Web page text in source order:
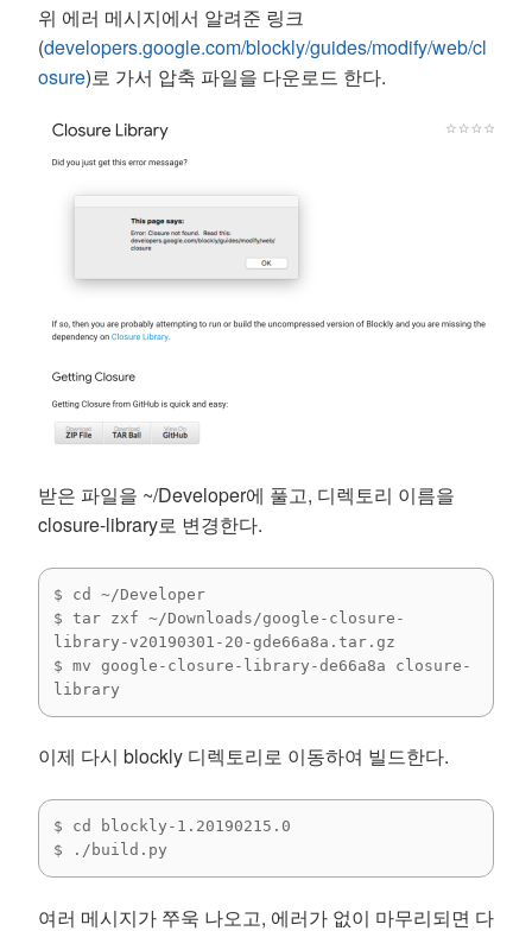
위 에러 메시지에서 알려준 링크
(developers.google.com/blockly/guides/modify/web/cl
osure)로 가서 압축 파일을 다운로드 한다.
받은 파일을 ~/Developer에 풀고, 디렉토리 이름을
closure-library로 변경한다.
$ cd ~/Developer
$ tar zxf ~/Downloads/google-closure-
library-v20190301-20-gde66a8a.tar.gz
$ mv google-closure-library-de66a8a closure-
library
이제 다시 blockly 디렉토리로 이동하여 빌드한다.
$ cd blockly-1.20190215.0
$ ./build.py
여러 메시지가 쭈욱 나오고, 에러가 없이 마무리되면 다